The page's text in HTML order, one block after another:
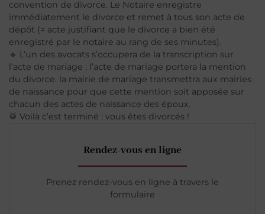
convention de divorce. Le Notaire enregistre
immédiatement le divorce et remet à tous son acte de
dépôt (= acte justifiant que le divorce a bien été
enregistré par le notaire au rang de ses minutes).
🔹 L’un des avocats s’occupera de la transcription sur
l’acte de mariage : l’acte de mariage portera la mention
du divorce. la mairie de mariage transmettra aux mairies
de naissance pour que cette mention soit apposée sur
chacun des actes de naissance des époux.
🥁 Voilà c’est terminé : vous êtes divorcés !
Rendez-vous en ligne
Prenez rendez-vous en ligne à travers le
formulaire